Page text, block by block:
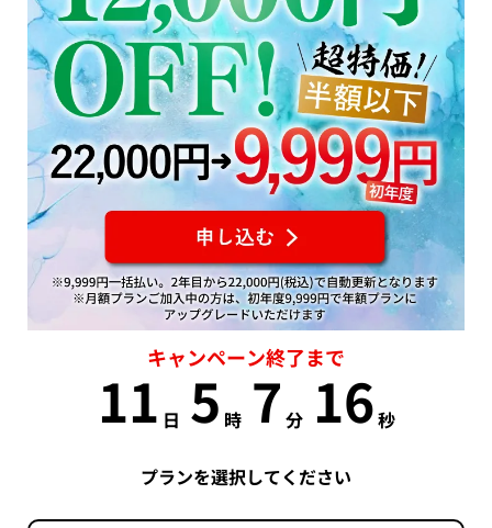
キャンペーン終了まで
11 日 5 時 7 分 15秒
プランを選択してください